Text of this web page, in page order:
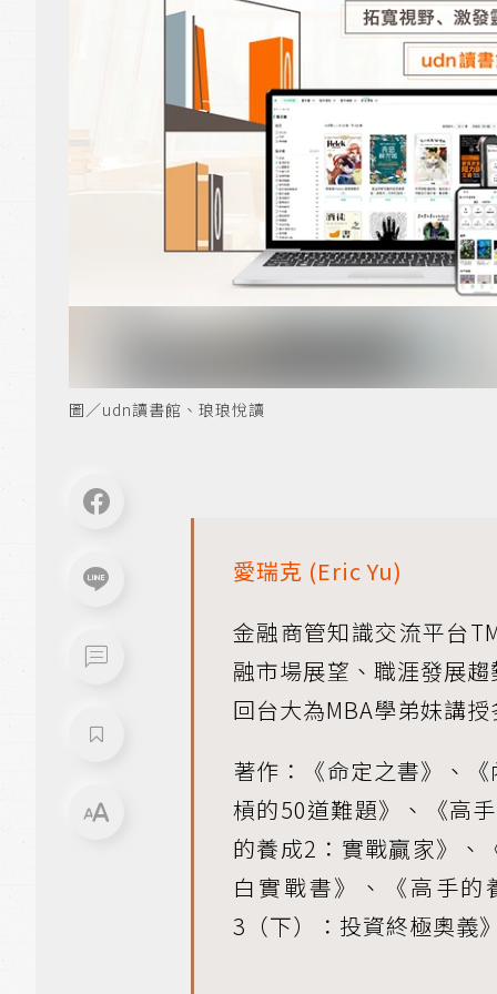
圖／udn讀書館、琅琅悅讀
愛瑞克 (Eric Yu)
金融商管知識交流平台
融市場展望、職涯發展
回台大為MBA學弟妹講
著作：《命定之書》、
槓的50道難題》、《高
的養成2：實戰贏家》、
白實戰書》、《高手
3（下）：投資終極奧義